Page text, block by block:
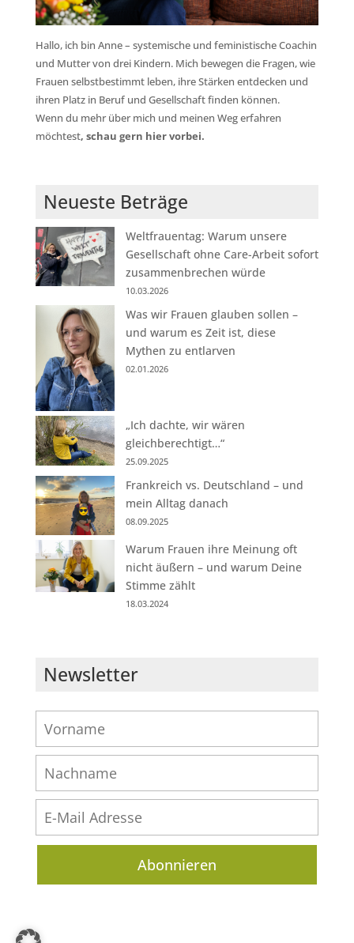
Hallo, ich bin Anne – systemische und feministische Coachin
und Mutter von drei Kindern. Mich bewegen die Fragen, wie
Frauen selbstbestimmt leben, ihre Stärken entdecken und
ihren Platz in Beruf und Gesellschaft finden können.
Wenn du mehr über mich und meinen Weg erfahren
möchtest, schau gern hier vorbei.
Neueste Beträge
Weltfrauentag: Warum unsere
Gesellschaft ohne Care-Arbeit sofort
zusammenbrechen würde
10.03.2026
Was wir Frauen glauben sollen –
und warum es Zeit ist, diese
Mythen zu entlarven
02.01.2026
„Ich dachte, wir wären
gleichberechtigt…“
25.09.2025
Frankreich vs. Deutschland – und
mein Alltag danach
08.09.2025
Warum Frauen ihre Meinung oft
nicht äußern – und warum Deine
Stimme zählt
18.03.2024
Newsletter